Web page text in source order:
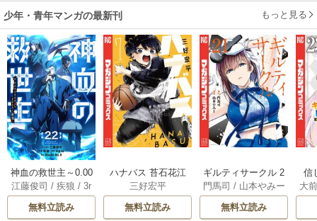
少年・青年マンガの最新刊 もっと見る
神血の救世主～0.00
000001％を引き当
て最強へ～【電子
書籍特典付】 22巻
江藤俊司 /疾狼 /3r
Studio No.9
無料立読み
ハナバス 苔石花江
のバスケ論 7巻
三好宏平
無料立読み
ギルティサークル 2
1巻
門馬司 / 山本やみー
無料立読み
信
に
大